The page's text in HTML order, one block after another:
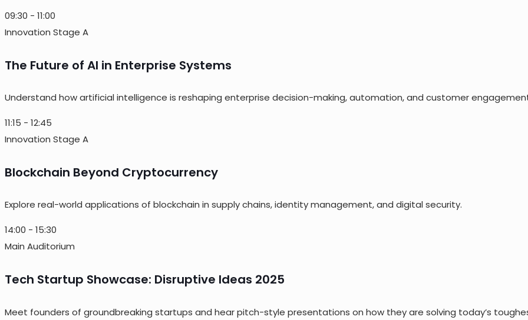
09:30 - 11:00
Innovation Stage A
The Future of AI in Enterprise Systems
Understand how artificial intelligence is reshaping enterprise decision-making, automation, and customer
11:15 - 12:45
Innovation Stage A
Blockchain Beyond Cryptocurrency
Explore real-world applications of blockchain in supply chains, identity management, and digital security.
14:00 - 15:30
Main Auditorium
Tech Startup Showcase: Disruptive Ideas 2025
Meet founders of groundbreaking startups and hear pitch-style presentations on how they are solving today’s